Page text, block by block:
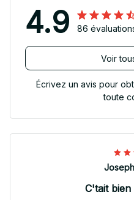
4.9 86
Voir
Écrivez un avis pour
toute
C'tait